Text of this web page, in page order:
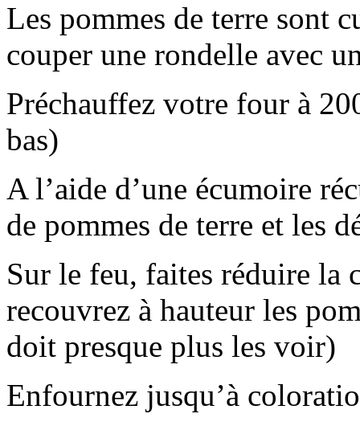
Les pommes de terre sont
couper une rondelle avec
Préchauffez votre four à
bas)
A l’aide d’une écumoire
de pommes de terre et les
Sur le feu, faites réduire la
recouvrez à hauteur les
doit presque plus les voir)
Enfournez jusqu’à